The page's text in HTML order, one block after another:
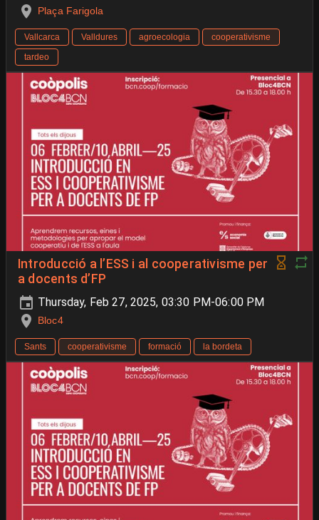
Plaça Farigola
Vallcarca Valldures agroecologia
cooperativisme
tardeo
Introducció a l’ESS i al cooperativisme per
a docents d’FP
Thursday, Feb 27, 2025, 03:30 PM-06:00 PM
Bloc4
Sants cooperativisme formació la bordeta